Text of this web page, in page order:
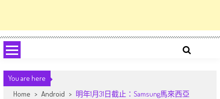
You are here
Home > Android > 明年1月31日截止：Samsung馬來西亞